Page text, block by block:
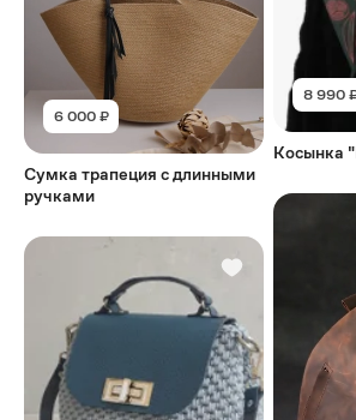
6 000 ₽
Сумка трапеция с длинными
ручками
8 990
Косынка